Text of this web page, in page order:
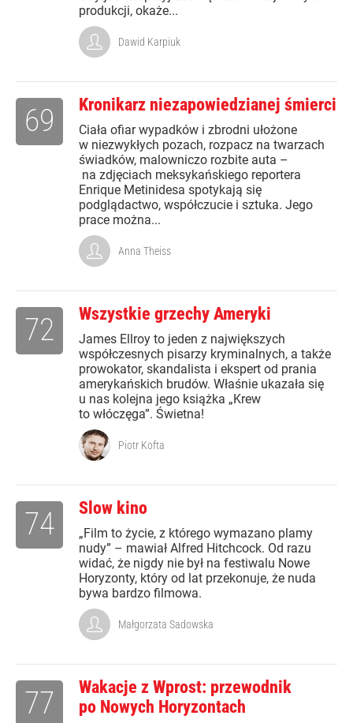
produkcji, okaże...
Dawid Karpiuk
Kronikarz niezapowiedzianej śmierci
Ciała ofiar wypadków i zbrodni ułożone
w niezwykłych pozach, rozpacz na twarzach
świadków, malowniczo rozbite auta –
na zdjęciach meksykańskiego reportera
Enrique Metinidesa spotykają się
podglądactwo, współczucie i sztuka. Jego
prace można...
69
Anna Theiss
Wszystkie grzechy Ameryki
James Ellroy to jeden z największych
współczesnych pisarzy kryminalnych, a także
prowokator, skandalista i ekspert od prania
amerykańskich brudów. Właśnie ukazała się
u nas kolejna jego książka „Krew
to włóczęga”. Świetna!
72
Piotr Kofta
Slow kino
„Film to życie, z którego wymazano plamy
nudy” – mawiał Alfred Hitchcock. Od razu
widać, że nigdy nie był na festiwalu Nowe
Horyzonty, który od lat przekonuje, że nuda
bywa bardzo filmowa.
74
Małgorzata Sadowska
Wakacje z Wprost: przewodnik
po Nowych Horyzontach
77